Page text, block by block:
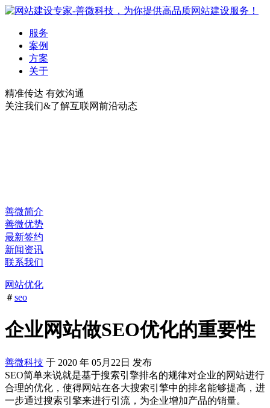
服务
案例
方案
关于
精准传达 有效沟通
关注我们&了解互联网前沿动态
善微简介
善微优势
最新签约
新闻资讯
联系我们
网站优化
＃seo
企业网站做SEO优化的重要性
善微科技 于 2020 年 05月22日 发布
SEO简单来说就是基于搜索引擎排名的规律对企业的网站进行
合理的优化，使得网站在各大搜索引擎中的排名能够提高，进
一步通过搜索引擎来进行引流，为企业增加产品的销量。